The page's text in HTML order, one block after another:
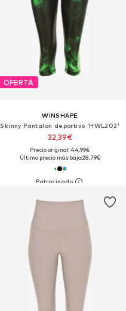
OFERTA
WINSHAPE
Skinny Pantalón deportivo 'HWL202'
32,39€
Precio original: 44,99€
Último precio más bajo:28,79€